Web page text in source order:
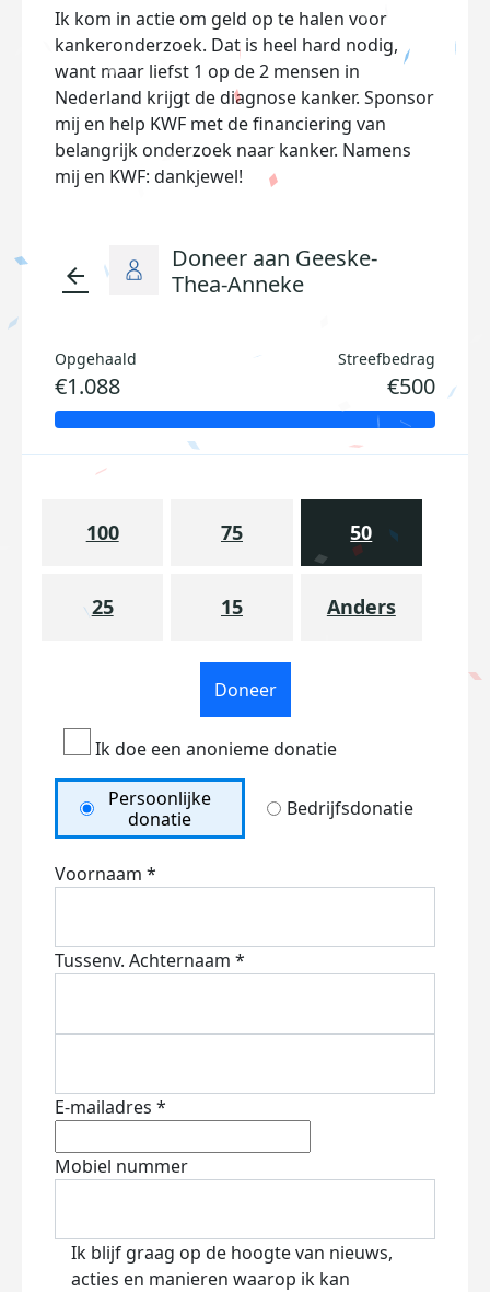
Ik kom in actie om geld op te halen voor
kankeronderzoek. Dat is heel hard nodig,
want maar liefst 1 op de 2 mensen in
Nederland krijgt de diagnose kanker. Sponsor
mij en help KWF met de financiering van
belangrijk onderzoek naar kanker. Namens
mij en KWF: dankjewel!
arrow_back
Doneer aan Geeske-
Thea-Anneke
Opgehaald
€1.088
Streefbedrag
€500
100 75 50
25 15 Anders
Doneer
Ik doe een anonieme donatie
Persoonlijke
donatie
Bedrijfsdonatie
Voornaam *
Tussenv. Achternaam *
E-mailadres *
Mobiel nummer
Ik blijf graag op de hoogte van nieuws,
acties en manieren waarop ik kan